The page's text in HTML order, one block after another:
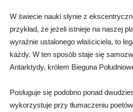
W świecie nauki słynie z
przykład, że jeżeli istnieje na naszej
wyraźnie ustalonego właściciela, to
każdy. W ten sposób staje się
Antarktydy, królem Bieguna
Posługuje się podobno ponad
wykorzystuje przy tłumaczeniu